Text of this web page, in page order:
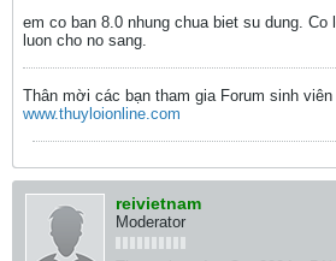
em co ban 8.0 nhung chua biet su dung. Co
luon cho no sang.
Thân mời các bạn tham gia Forum sinh
www.thuyloionline.com
reivietnam
Moderator